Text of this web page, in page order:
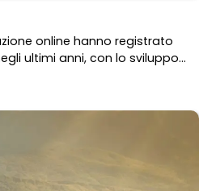
online hanno registrato
ultimi anni, con lo sviluppo…